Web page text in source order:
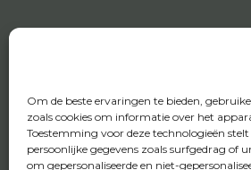
Om de beste ervaringen te bieden,
zoals cookies om informatie over het
Toestemming voor deze technologieën
persoonlijke gegevens zoals surfgedrag of
om gepersonaliseerde en niet-